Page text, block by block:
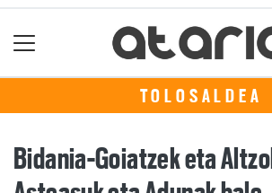
TOLOSALDEA
Bidania-Goiatzek eta